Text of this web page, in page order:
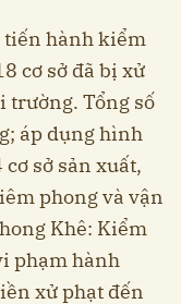
tiến hành kiểm
cơ sở đã bị xử
trường. Tổng số
áp dụng hình
sở sản xuất,
phong và vận
Khê: Kiểm
phạm hành
xử phạt đến